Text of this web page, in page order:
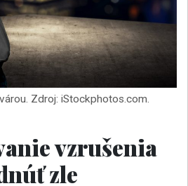
Zdroj: iStockphotos.com.
vzrušenia
zle